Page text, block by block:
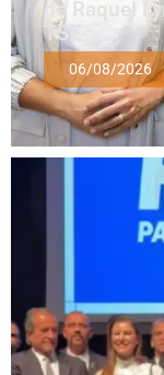
de Raquel
TSE
06/08/2026